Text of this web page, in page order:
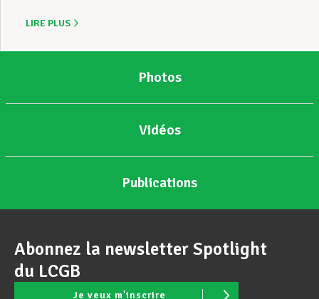
LIRE PLUS
Photos
Vidéos
Publications
Abonnez la newsletter Spotlight
du LCGB
Je veux m'inscrire